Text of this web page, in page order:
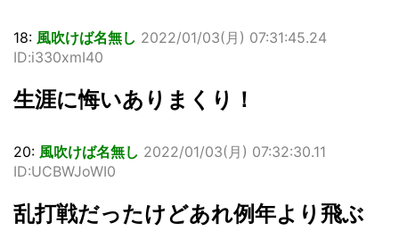
18: 風吹けば名無し 2022/01/03(月) 07:31:45.24
ID:i330xmI40
生涯に悔いありまくり！
20: 風吹けば名無し 2022/01/03(月) 07:32:30.11
ID:UCBWJoWI0
乱打戦だったけどあれ例年より飛ぶ